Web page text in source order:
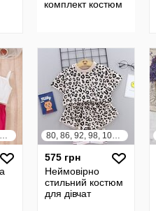
комплект костюм
110, 116, 122, 128, 134, 140 80, 86, 92, 98, 104, 110, 116, 122
575 грн
Неймовірно
стильний костюм
для дівчат